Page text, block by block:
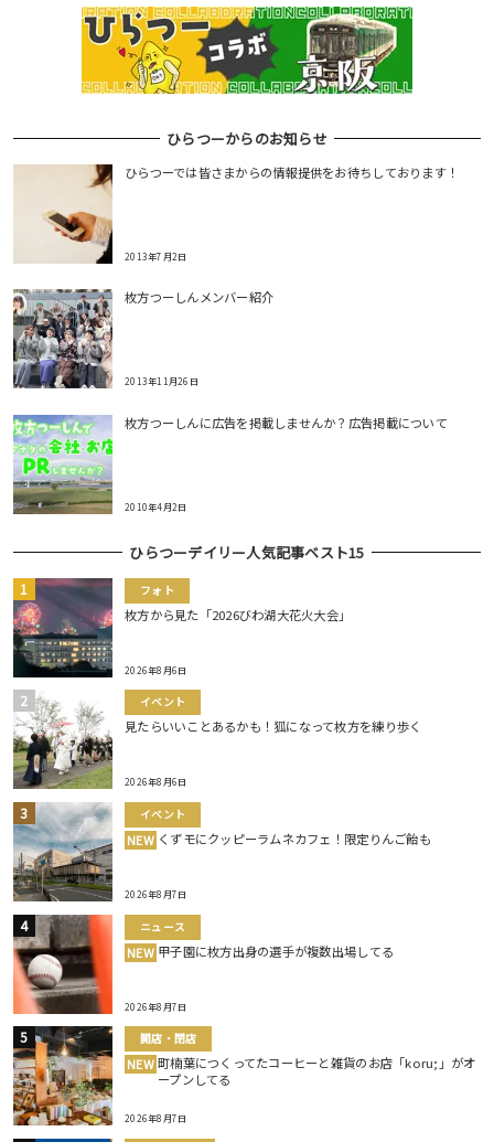
ひらつーからのお知らせ
ひらつーでは皆さまからの情報提供をお待ちしております！
2013年7月2日
枚方つーしんメンバー紹介
2013年11月26日
枚方つーしんに広告を掲載しませんか？広告掲載について
2010年4月2日
ひらつーデイリー人気記事ベスト15
フォト
枚方から見た「2026びわ湖大花火大会」
2026年8月6日
イベント
見たらいいことあるかも！狐になって枚方を練り歩く
2026年8月6日
イベント
NEW くずモにクッピーラムネカフェ！限定りんご飴も
2026年8月7日
ニュース
NEW 甲子園に枚方出身の選手が複数出場してる
2026年8月7日
開店・閉店
NEW 町楠葉につくってたコーヒーと雑貨のお店「koru;」がオ
ープンしてる
2026年8月7日